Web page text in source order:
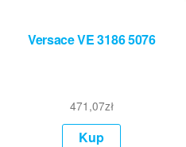
Versace VE 3186 5076
471,07zł
Kup